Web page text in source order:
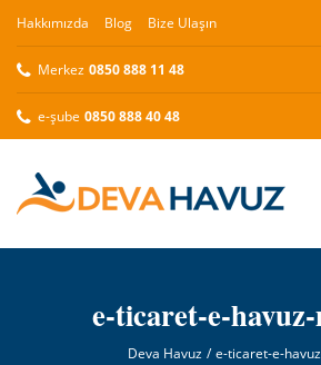
Hakkımızda Blog Bize Ulaşın
Merkez 0850 888 11 48
e-şube 0850 888 40 48
e-ticaret-e-
Deva Havuz e-ticaret-e-